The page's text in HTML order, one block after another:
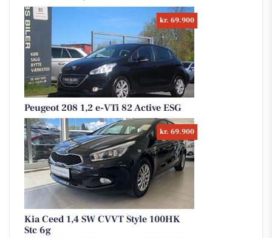
kr. 69.900
Peugeot 208 1,2 e-VTi 82 Active ESG
kr. 69.900
Kia Ceed 1,4 SW CVVT Style 100HK
Stc 6g